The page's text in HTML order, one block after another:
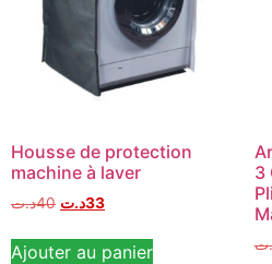
Housse de protection
machine à laver
40د.ت 33د.ت
Ajouter au panier
3